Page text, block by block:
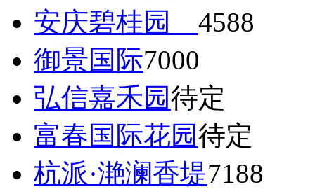
安庆碧桂园 4588
御景国际7000
弘信嘉禾园待定
富春国际花园待定
杭派·滟澜香堤7188